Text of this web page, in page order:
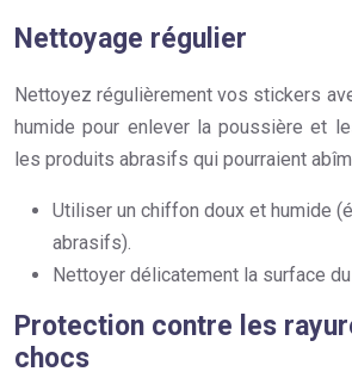
Nettoyage régulier
Nettoyez régulièrement vos stickers
humide pour enlever la poussière et
les produits abrasifs qui pourraient
Utiliser un chiffon doux et humide
abrasifs).
Nettoyer délicatement la surface
Protection contre les
chocs